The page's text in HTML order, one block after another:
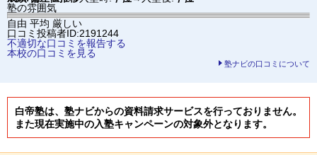
塾の雰囲気
自由 平均 厳しい
口コミ投稿者ID:2191244
不適切な口コミを報告する
本校の口コミを見る
塾ナビの口コミについて
白帝塾は、塾ナビからの資料請求サービスを行っておりません。
また現在実施中の入塾キャンペーンの対象外となります。